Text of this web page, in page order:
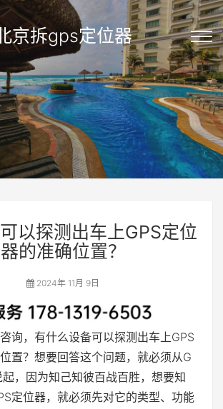
京拆gps定位器
以探测出车上GPS定位
器的准确位置？
2024年 11月 9日
询，有什么设备可以探测出车上GPS
置？想要回答这个问题，就必须从G
，因为知己知彼百战百胜，想要知
定位器，就必须先对它的类型、功能